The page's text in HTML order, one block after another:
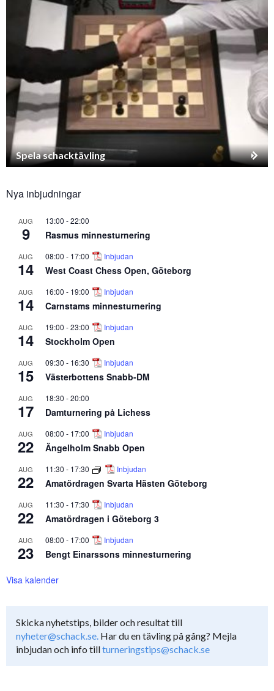
Spela schacktävling
Nya inbjudningar
AUG
9
13:00 -22:00
Rasmus minnesturnering
AUG
14
08:00 - 17:00 Inbjudan
West Coast Chess Open, Göteborg
AUG
14
16:00 - 19:00 Inbjudan
Carnstams minnesturnering
AUG
14
19:00 -23:00 Inbjudan
Stockholm Open
AUG
15
09:30 - 16:30 Inbjudan
Västerbottens Snabb-DM
AUG
17
18:30 -20:00
Damturnering på Lichess
AUG
22
08:00 - 17:00 Inbjudan
Ängelholm Snabb Open
AUG
22
11:30 - 17:30 Inbjudan
Amatördragen Svarta Hästen Göteborg
AUG
22
11:30 - 17:30 Inbjudan
Amatördragen i Göteborg 3
AUG
23
08:00 - 17:00 Inbjudan
Bengt Einarssons minnesturnering
Visa kalender
Skicka nyhetstips, bilder och resultat till
nyheter@schack.se. Har du en tävling på gång? Mejla
inbjudan och info tillturneringstips@schack.se